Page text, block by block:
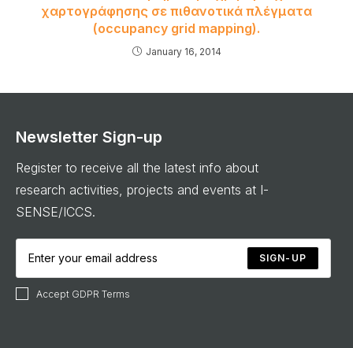
χαρτογράφησης σε πιθανοτικά πλέγματα
(occupancy grid mapping).
January 16, 2014
Newsletter Sign-up
Register to receive all the latest info about
research activities, projects and events at I-
SENSE/ICCS.
SIGN-UP
Accept GDPR Terms